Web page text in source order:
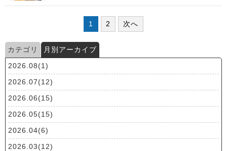
1 2 次へ
カテゴリ
月別アーカイブ
2026.08(1)
2026.07(12)
2026.06(15)
2026.05(15)
2026.04(6)
2026.03(12)